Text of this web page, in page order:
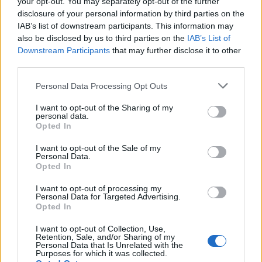
disclosure of your personal information by third parties on the
IAB’s list of downstream participants. This information may
also be disclosed by us to third parties on the IAB’s List of
Downstream Participants that may further disclose it to other
Personal Data Processing Opt Outs
I want to opt-out of the Sharing of my
personal data.
Opted In
I want to opt-out of the Sale of my
Personal Data.
Opted In
I want to opt-out of processing my
Personal Data for Targeted Advertising.
Opted In
I want to opt-out of Collection, Use,
Retention, Sale, and/or Sharing of my
Personal Data that Is Unrelated with the
Purposes for which it was collected.
Board Administrator
Team Farmerama DA & NO
Happy rabatdag
Gode nyheder!